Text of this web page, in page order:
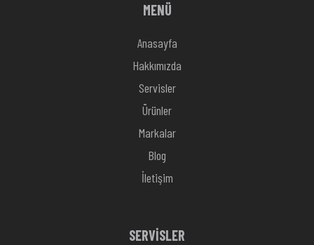
MENÜ
Anasayfa
Hakkımızda
Servisler
Ürünler
Markalar
Blog
İletişim
SERVİSLER